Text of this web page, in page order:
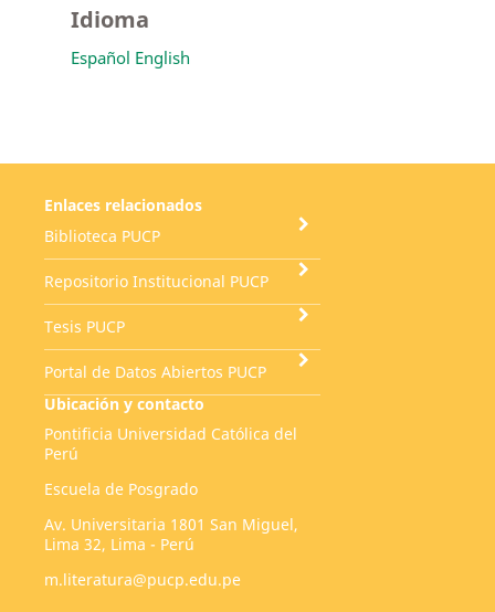
Idioma
Español English
Enlaces relacionados
Biblioteca PUCP
Repositorio Institucional PUCP
Tesis PUCP
Portal de Datos Abiertos PUCP
Ubicación y contacto
Pontificia Universidad Católica del
Perú
Escuela de Posgrado
Av. Universitaria 1801 San Miguel,
Lima 32, Lima - Perú
m.literatura@pucp.edu.pe